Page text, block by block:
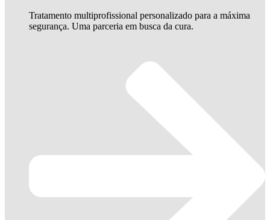
Tratamento multiprofissional personalizado para a máxima
segurança. Uma parceria em busca da cura.